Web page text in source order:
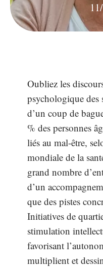
Oubliez les
psychologique des
d’un coup de
% des personnes
liés au mal-être,
mondiale de la
grand nombre
d’un
que des pistes
Initiatives de
stimulation
favorisant
multiplient et